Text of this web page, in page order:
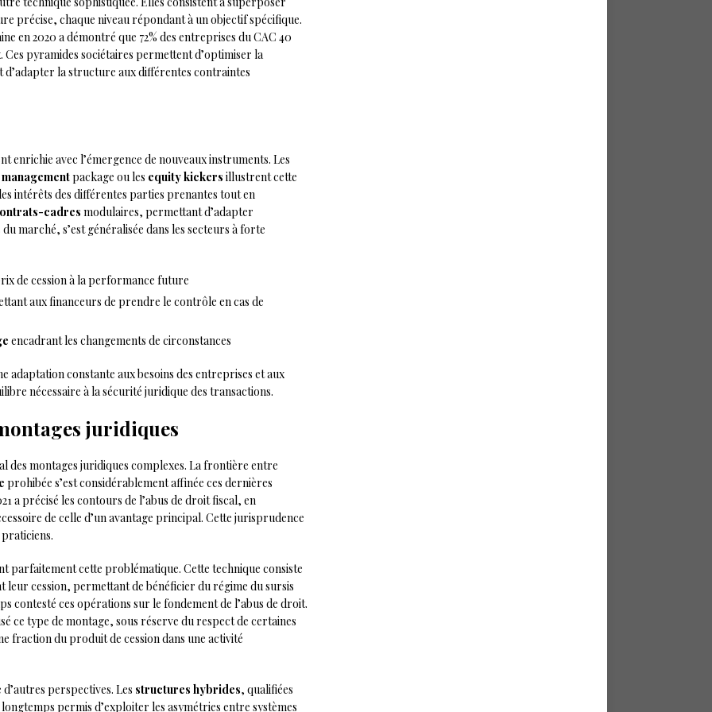
précise, chaque niveau répondant à un objectif spécifique.
en 2020 a démontré que 72% des entreprises du CAC 40
pyramides sociétaires permettent d’optimiser la
la structure aux différentes contraintes
enrichie avec l’émergence de nouveaux instruments. Les
package ou les equity kickers illustrent cette
intérêts des différentes parties prenantes tout en
cadres modulaires, permettant d’adapter
marché, s’est généralisée dans les secteurs à forte
de cession à la performance future
aux financeurs de prendre le contrôle en cas de
encadrant les changements de circonstances
adaptation constante aux besoins des entreprises et aux
nécessaire à la sécurité juridique des transactions.
juridiques
des montages juridiques complexes. La frontière entre
prohibée s’est considérablement affinée ces dernières
a précisé les contours de l’abus de droit fiscal, en
de celle d’un avantage principal. Cette jurisprudence
parfaitement cette problématique. Cette technique consiste
leur cession, permettant de bénéficier du régime du sursis
contesté ces opérations sur le fondement de l’abus de droit.
ce type de montage, sous réserve du respect de certaines
fraction du produit de cession dans une activité
perspectives. Les structures hybrides, qualifiées
permis d’exploiter les asymétries entre systèmes